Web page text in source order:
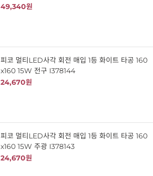
49,340원
피코 멀티LED사각 회전 매입 1등 화이트 타공 160
x160 15W 전구 I378144
24,670원
피코 멀티LED사각 회전 매입 1등 화이트 타공 160
x160 15W 주광 I378143
24,670원